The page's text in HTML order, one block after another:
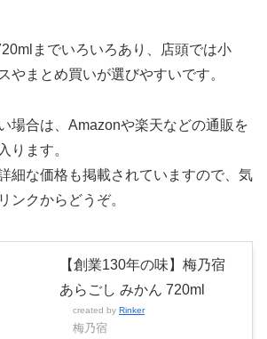
までいろいろあり、店頭では小
やまとめ買いが選びやすいです。
場合は、Amazonや楽天などの通販を
ります。
細な価格も掲載されていますので、気
ンクからどうぞ。
【創業130年の味】梅乃宿
あらごし みかん 720ml
created by Rinker
梅乃宿